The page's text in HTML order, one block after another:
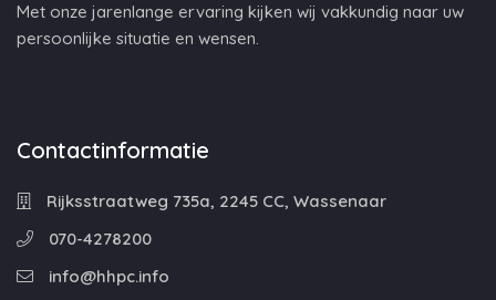
Met onze jarenlange ervaring kijken wij vakkundig naar uw
persoonlijke situatie en wensen.
Contactinformatie
Rijksstraatweg 735a, 2245 CC, Wassenaar
070-4278200
info@hhpc.info